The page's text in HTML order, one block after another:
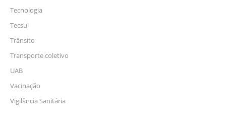
Tecnologia
Tecsul
Trânsito
Transporte coletivo
UAB
Vacinação
Vigilância Sanitária